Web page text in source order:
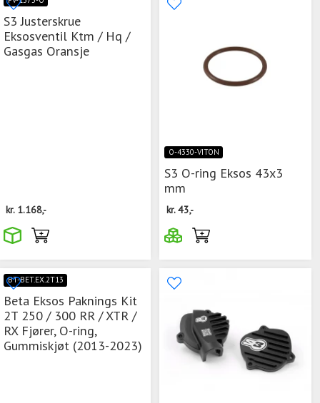
S3 Justerskrue
Eksosventil Ktm / Hq /
Gasgas Oransje
kr. 1.168,-
O-4330-VITON
S3 O-ring Eksos 43x3
mm
kr.43,-
BT-BET.EX.2T13
Beta Eksos Paknings Kit
2T 250 / 300 RR / XTR /
RX Fjører, O-ring,
Gummiskjøt (2013-2023)